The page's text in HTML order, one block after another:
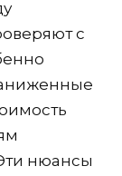
с
нюансы